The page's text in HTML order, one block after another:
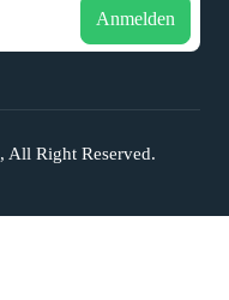
Anmelden
, All Right Reserved.